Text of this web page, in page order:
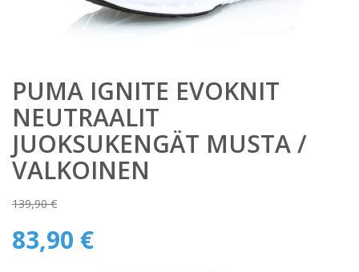
PUMA IGNITE EVOKNIT
NEUTRAALIT
JUOKSUKENGÄT MUSTA /
VALKOINEN
139,90€
Alkuperäinen
hinta
83,90 €